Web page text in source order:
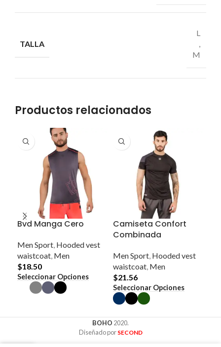
TALLA
L
,
M
Productos relacionados
Bvd Manga Cero
Men Sport, Hooded vest
waistcoat, Men
$18.50
Seleccionar OpcionesEste
producto
múltiples
variantes.
Las
opciones
se
pueden
Camiseta Confort
Combinada
Men Sport, Hooded vest
waistcoat, Men
$21.56
Seleccionar OpcionesEste
producto
variantes.
BOHO 2020.
Diseñado por SECOND